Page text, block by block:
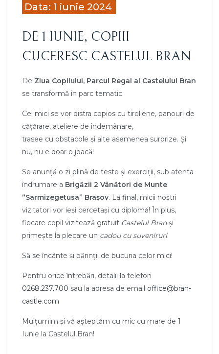
Data: 1 iunie 2024
DE 1 IUNIE, COPIII
CUCERESC CASTELUL BRAN
De Ziua Copilului, Parcul Regal al Castelului Bran
se transformă în parc tematic.
Cei mici se vor distra copios cu tiroliene, panouri de
cățărare, ateliere de îndemânare,
trasee cu obstacole și alte asemenea surprize. Și
nu, nu e doar o joacă!
Se anunță o zi plină de teste și exerciții, sub atenta
îndrumare a Brigăzii 2 Vânători de Munte
“Sarmizegetusa” Brașov. La final, micii noștri
vizitatori vor ieși cercetași cu diplomă! În plus,
fiecare copil vizitează gratuit Castelul Branși
primește la plecare un cadou cu suveniruri.
Să se încânte și părinții de bucuria celor mici!
Pentru orice întrebări, detalii la telefon
0268.237.700 sau la adresa de email office@bran-
castle.com
Mulțumim și vă așteptăm cu mic cu mare de 1
Iunie la Castelul Bran!